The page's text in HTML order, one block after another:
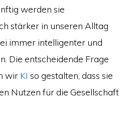
werden sie
stärker in unseren Alltag
immer intelligenter und
Die entscheidende Frage
wir KI so gestalten, dass sie
Nutzen für die Gesellschaft